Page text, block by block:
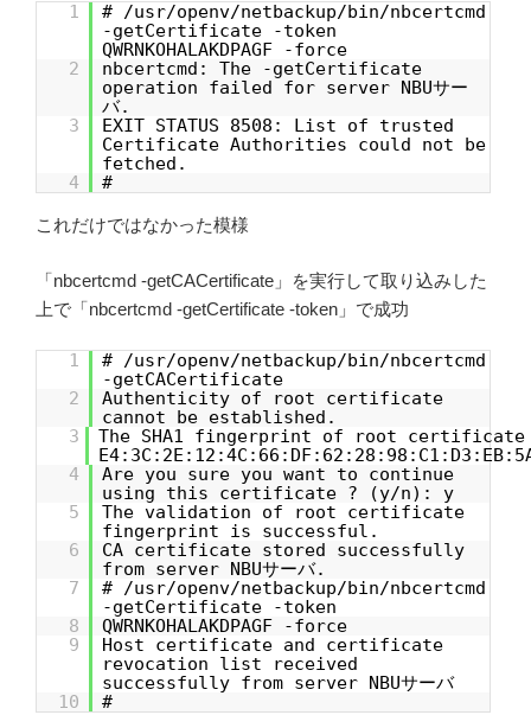
1
# /usr/openv/netbackup/bin/nbcertcmd
-getCertificate -token
QWRNKOHALAKDPAGF -force
2
nbcertcmd: The -getCertificate
operation failed for server NBUサー
バ.
3
EXIT STATUS 8508: List of trusted
Certificate Authorities could not be
fetched.
4
#
これだけではなかった模様
「nbcertcmd -getCACertificate」を実行して取り込みした
上で「nbcertcmd -getCertificate -token」で成功
1
# /usr/openv/netbackup/bin/nbcertcmd
-getCACertificate
2
Authenticity of root certificate
cannot be established.
3
The SHA1 fingerprint of root
4
Are you sure you want to continue
using this certificate ? (y/n): y
5
The validation of root certificate
fingerprint is successful.
6
CA certificate stored successfully
from server NBUサーバ.
7
# /usr/openv/netbackup/bin/nbcertcmd
-getCertificate -token
8
QWRNKOHALAKDPAGF -force
9
Host certificate and certificate
revocation list received
successfully from server NBUサーバ
10
#